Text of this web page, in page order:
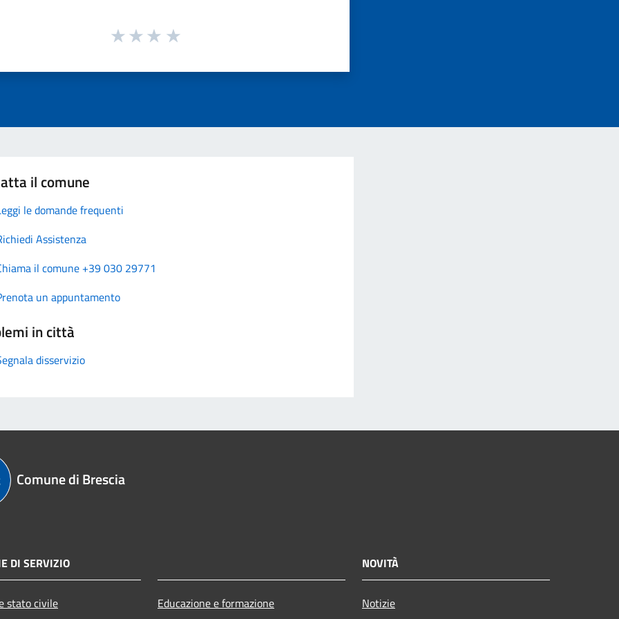
il comune
le domande frequenti
Assistenza
il comune +39 030 29771
un appuntamento
in città
disservizio
Comune di Brescia
DI SERVIZIO
stato civile Educazione e formazione
NOVITÀ
Notizie